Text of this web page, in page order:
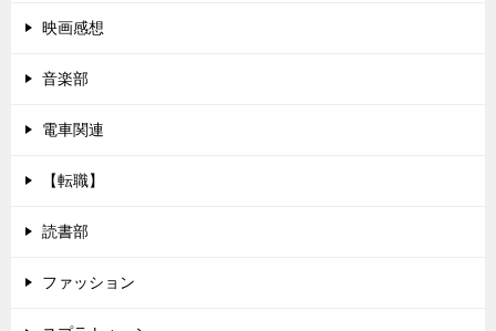
映画感想
音楽部
電車関連
【転職】
読書部
ファッション